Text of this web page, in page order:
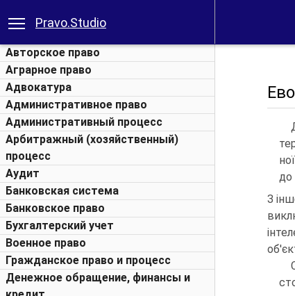
Pravo.Studio
Авторское право
Аграрное право
Адвокатура
Административное право
Административный процесс
Арбитражный (хозяйственный)
процесс
Аудит
Банковская система
Банковское право
Бухгалтерский учет
Военное право
Гражданское право и процесс
Денежное обращение, финансы и
до
З